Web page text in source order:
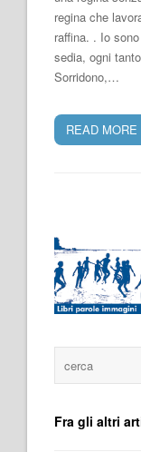
regina che
raffina. . Io
sedia, ogni
Sorridono,…
READ MORE
Fra gli altri